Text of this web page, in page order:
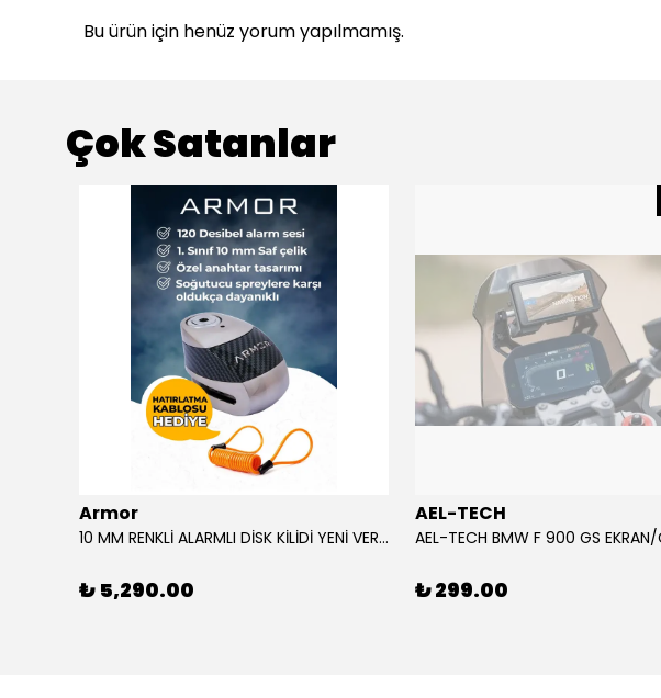
Bu ürün için henüz yorum yapılmamış.
Çok Satanlar
Armor
10 MM RENKLİ ALARMLI DİSK KİLİDİ YENİ VERSİYON
₺ 5,290.00
AEL-TECH
₺ 299.00